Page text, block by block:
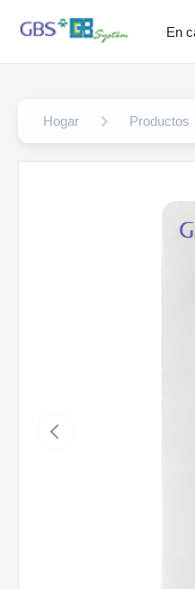
En
Hogar Productos